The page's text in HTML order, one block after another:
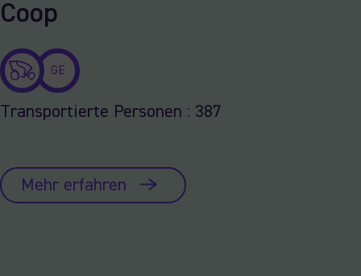
Coop
GE
Transportierte Personen : 387
Mehr erfahren